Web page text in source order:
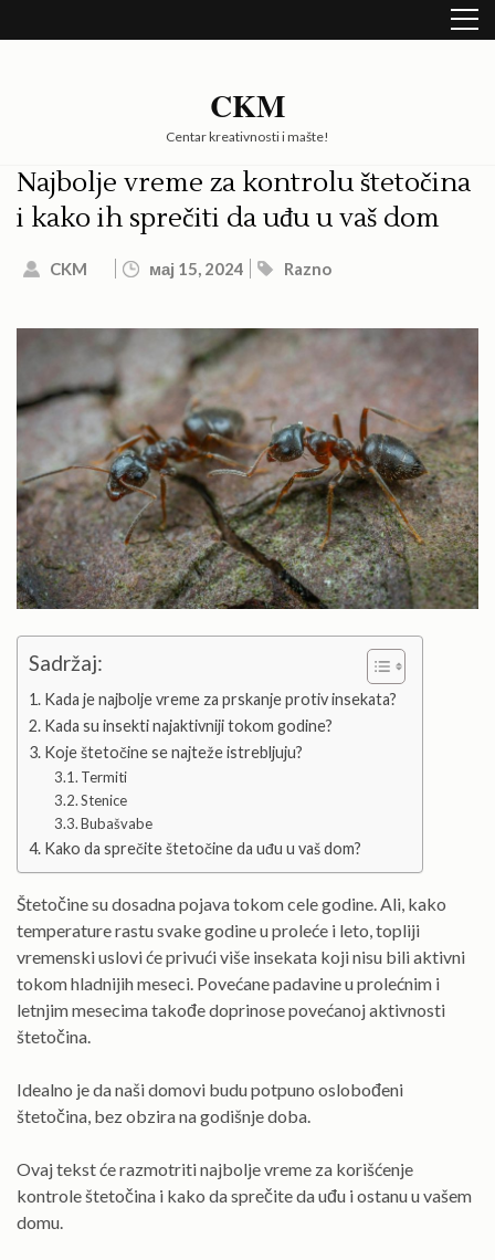
to
CKM
Centar kreativnosti i mašte!
Najbolje vreme za kontrolu štetočina
i kako ih sprečiti da uđu u vaš dom
CKM мај 15, 2024 Razno
Sadržaj:
Kada je najbolje vreme za prskanje protiv insekata?
Kada su insekti najaktivniji tokom godine?
Koje štetočine se najteže istrebljuju?
Termiti
Stenice
Bubašvabe
Kako da sprečite štetočine da uđu u vaš dom?
Štetočine su dosadna pojava tokom cele godine. Ali, kako
temperature rastu svake godine u proleće i leto, topliji
vremenski uslovi će privući više insekata koji nisu bili aktivni
tokom hladnijih meseci. Povećane padavine u prolećnim i
letnjim mesecima takođe doprinose povećanoj aktivnosti
štetočina.
Idealno je da naši domovi budu potpuno oslobođeni
štetočina, bez obzira na godišnje doba.
Ovaj tekst će razmotriti najbolje vreme za korišćenje
kontrole štetočina i kako da sprečite da uđu i ostanu u vašem
domu.